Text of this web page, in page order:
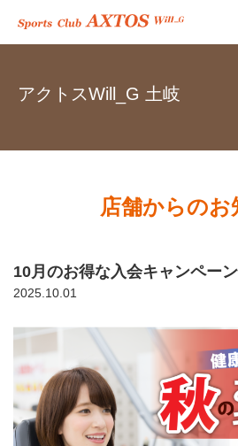
アクトスWill_G 土岐
店舗からのお
10月のお得な入会キャンペー
2025.10.01